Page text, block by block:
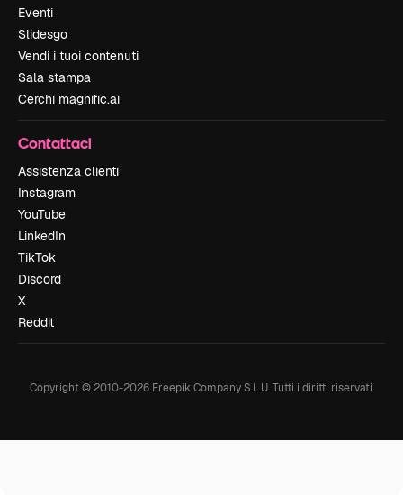
Eventi
Slidesgo
Vendi i tuoi contenuti
Sala stampa
Cerchi magnific.ai
Contattaci
Assistenza clienti
Instagram
YouTube
LinkedIn
TikTok
Discord
X
Reddit
Copyright © 2010-2026Freepik Company S.L.U. Tutti i diritti riservati.